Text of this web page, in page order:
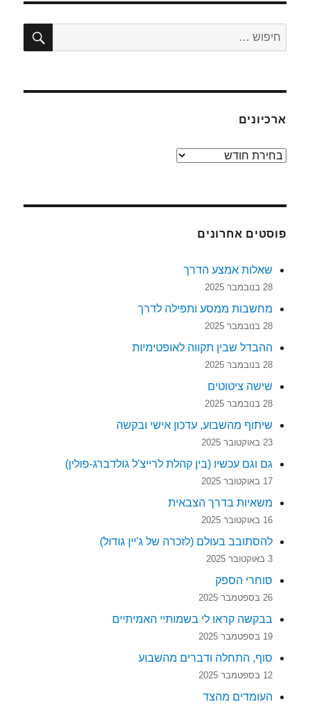
חפש:
ארכיונים
ארכיונים
פוסטים אחרונים
שאלות אמצע הדרך
28 בנובמבר 2025
מחשבות ממסע ותפילה לדרך
28 בנובמבר 2025
ההבדל שבין תקווה לאופטימיות
28 בנובמבר 2025
שישה ציטוטים
28 בנובמבר 2025
שיתוף מהשבוע, עדכון אישי ובקשה
23 באוקטובר 2025
גם וגם עכשיו (בין קהלת לרייצ'ל גולדברג-פולין)
17 באוקטובר 2025
משאיות בדרך הצבאית
16 באוקטובר 2025
להסתובב בעולם (לזכרה של ג'יין גודול)
3 באוקטובר 2025
סוחרי הספק
26 בספטמבר 2025
בבקשה קראו לי בשמותיי האמיתיים
19 בספטמבר 2025
סוף, התחלה ודברים מהשבוע
12 בספטמבר 2025
העומדים מהצד